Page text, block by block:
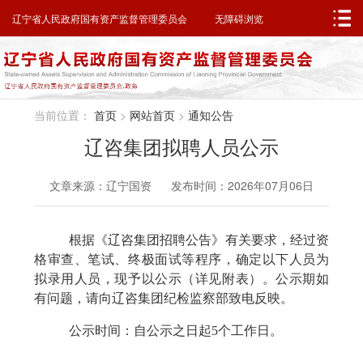
辽宁省人民政府 邮箱系统 无障碍浏览
辽宁省人民政府国有资产监督管理委员会 无障碍浏览
当前位置： 首页 > 网站首页 > 通知公告
辽咨集团拟聘人员公示
文章来源：辽宁国资 发布时间：2026年07月06日
根据《辽咨集团招聘公告》 有关要求，经过资
格审查、笔试、终极面试等程序，确定以下人员为
拟录用 人员，现予以公示（详见附表）。公示期如
有问题，请向辽咨集团纪检监察部致电反映。
公示时间：自公示之日起5个工作日。